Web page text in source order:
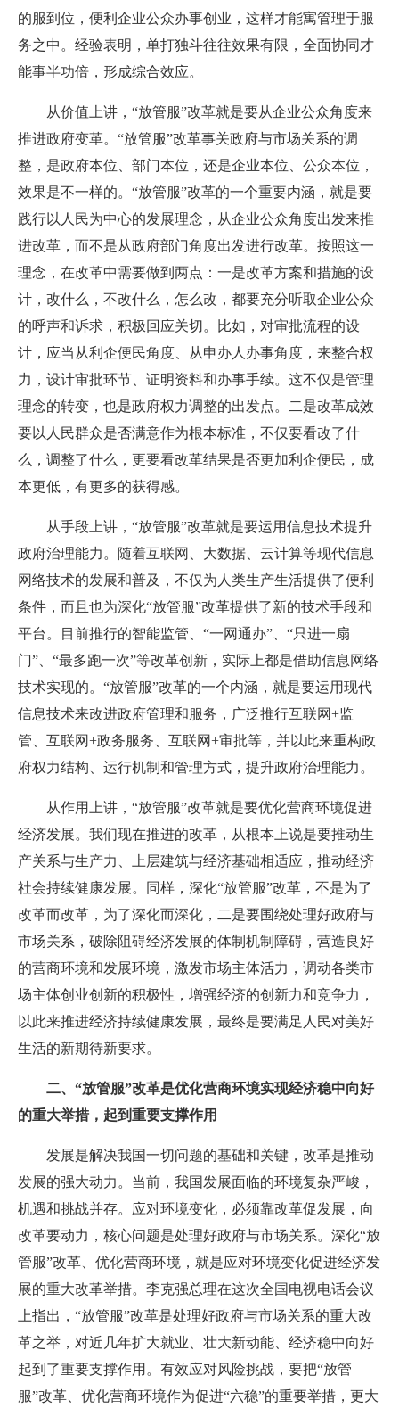
的服到位，便利企业公众办事创业，这样才能寓管理于服
务之中。经验表明，单打独斗往往效果有限，全面协同才
能事半功倍，形成综合效应。
从价值上讲，“放管服”改革就是要从企业公众角度来
推进政府变革。“放管服”改革事关政府与市场关系的调
整，是政府本位、部门本位，还是企业本位、公众本位，
效果是不一样的。“放管服”改革的一个重要内涵，就是要
践行以人民为中心的发展理念，从企业公众角度出发来推
进改革，而不是从政府部门角度出发进行改革。按照这一
理念，在改革中需要做到两点：一是改革方案和措施的设
计，改什么，不改什么，怎么改，都要充分听取企业公众
的呼声和诉求，积极回应关切。比如，对审批流程的设
计，应当从利企便民角度、从申办人办事角度，来整合权
力，设计审批环节、证明资料和办事手续。这不仅是管理
理念的转变，也是政府权力调整的出发点。二是改革成效
要以人民群众是否满意作为根本标准，不仅要看改了什
么，调整了什么，更要看改革结果是否更加利企便民，成
本更低，有更多的获得感。
从手段上讲，“放管服”改革就是要运用信息技术提升
政府治理能力。随着互联网、大数据、云计算等现代信息
网络技术的发展和普及，不仅为人类生产生活提供了便利
条件，而且也为深化“放管服”改革提供了新的技术手段和
平台。目前推行的智能监管、“一网通办”、“只进一扇
门”、“最多跑一次”等改革创新，实际上都是借助信息网络
技术实现的。“放管服”改革的一个内涵，就是要运用现代
信息技术来改进政府管理和服务，广泛推行互联网+监
管、互联网+政务服务、互联网+审批等，并以此来重构政
府权力结构、运行机制和管理方式，提升政府治理能力。
从作用上讲，“放管服”改革就是要优化营商环境促进
经济发展。我们现在推进的改革，从根本上说是要推动生
产关系与生产力、上层建筑与经济基础相适应，推动经济
社会持续健康发展。同样，深化“放管服”改革，不是为了
改革而改革，为了深化而深化，二是要围绕处理好政府与
市场关系，破除阻碍经济发展的体制机制障碍，营造良好
的营商环境和发展环境，激发市场主体活力，调动各类市
场主体创业创新的积极性，增强经济的创新力和竞争力，
以此来推进经济持续健康发展，最终是要满足人民对美好
生活的新期待新要求。
二、“放管服”改革是优化营商环境实现经济稳中向好
的重大举措，起到重要支撑作用
发展是解决我国一切问题的基础和关键，改革是推动
发展的强大动力。当前，我国发展面临的环境复杂严峻，
机遇和挑战并存。应对环境变化，必须靠改革促发展，向
改革要动力，核心问题是处理好政府与市场关系。深化“放
管服”改革、优化营商环境，就是应对环境变化促进经济发
展的重大改革举措。李克强总理在这次全国电视电话会议
上指出，“放管服”改革是处理好政府与市场关系的重大改
革之举，对近几年扩大就业、壮大新动能、经济稳中向好
起到了重要支撑作用。有效应对风险挑战，要把“放管
服”改革、优化营商环境作为促进“六稳”的重要举措，更大